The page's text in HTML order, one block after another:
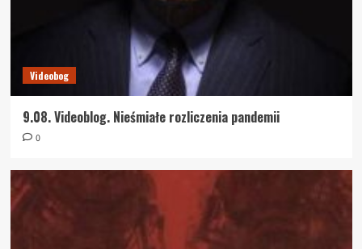
Videobog
9.08. Videoblog. Nieśmiałe rozliczenia pandemii
0